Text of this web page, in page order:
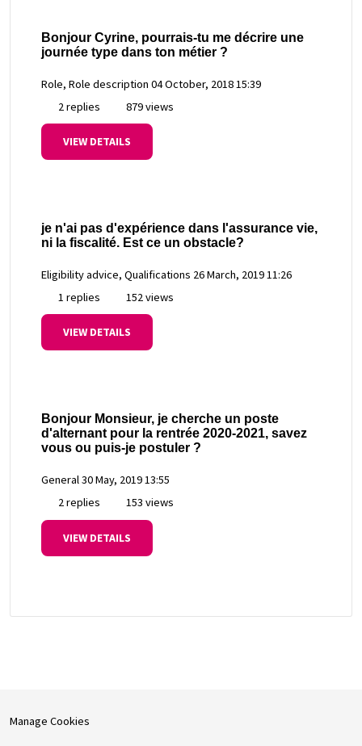
Bonjour Cyrine, pourrais-tu me décrire une
journée type dans ton métier ?
Role, Role description 04 October, 2018 15:39
2 replies
879 views
VIEW DETAILS
je n'ai pas d'expérience dans l'assurance vie,
ni la fiscalité. Est ce un obstacle?
Eligibility advice, Qualifications 26 March, 2019 11:26
1 replies
152 views
VIEW DETAILS
Bonjour Monsieur, je cherche un poste
d'alternant pour la rentrée 2020-2021, savez
vous ou puis-je postuler ?
General30 May, 2019 13:55
2 replies
153 views
VIEW DETAILS
Manage Cookies